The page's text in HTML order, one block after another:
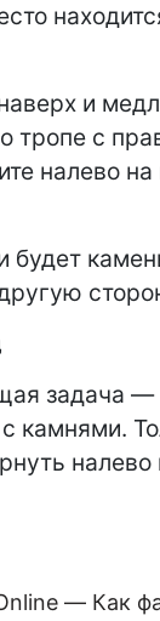
и
тропе с
налево
будет
задача —
камнями.
налево
— Как